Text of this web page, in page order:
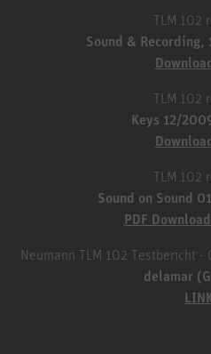
TLM 102
Sound &
TLM 102
Keys 12/
TLM 102
Sound on Sound
PDF
Neumann TLM 102 Testbericht
delamar